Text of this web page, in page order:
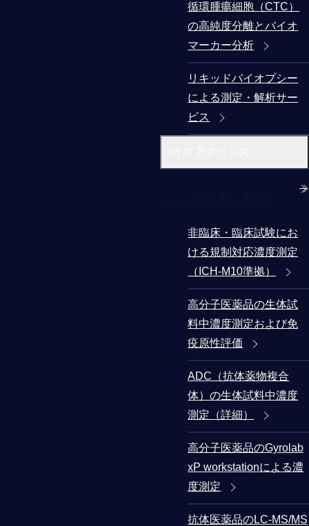
循環腫瘍細胞（CTC）
の高純度分離とバイオ
マーカー分析
リキッドバイオプシー
による測定・解析サー
ビス
非臨床・臨床試験にお
ける規制対応濃度測定
（ICH-M10準拠）
高分子医薬品の生体試
料中濃度測定および免
疫原性評価
ADC（抗体薬物複合
体）の生体試料中濃度
測定（詳細）
高分子医薬品のGyrolab
xP workstationによる濃
度測定
抗体医薬品のLC-MS/MS